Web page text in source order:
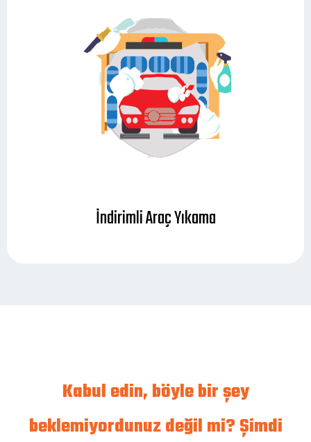
İndirimli Araç Yıkama
Kabul edin, böyle bir şey
beklemiyordunuz değil mi? Şimdi